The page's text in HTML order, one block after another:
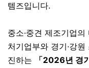
템즈입니다.
중소·중견 제조기업
처기업부와 경기·강
진하는
「2026년 경